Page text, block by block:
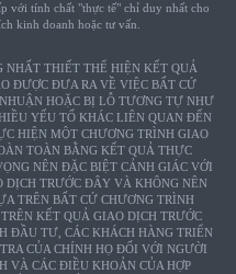
với tính chất "thực tế" chỉ duy nhất cho
kinh doanh hoặc tư vấn.
NHẤT THIẾT THỂ HIỆN KẾT QUẢ
ĐƯỢC ĐƯA RA VỀ VIỆC BẤT CỨ
HOẶC BỊ LỖ TƯƠNG TỰ NHƯ
YẾU TỐ KHÁC LIÊN QUAN ĐẾN
HIỆN MỘT CHƯƠNG TRÌNH GIAO
TOÀN BẰNG KẾT QUẢ THỰC
NÊN ĐẶC BIỆT CẢNH GIÁC VỚI
DỊCH TRƯỚC ĐÂY VÀ KHÔNG NÊN
TRÊN BẤT CỨ CHƯƠNG TRÌNH
KẾT QUẢ GIAO DỊCH TRƯỚC
ĐẦU TƯ, CÁC KHÁCH HÀNG TRIỂN
CỦA CHÍNH HỌ ĐỐI VỚI NGƯỜI
VÀ CÁC ĐIỀU KHOẢN CỦA HỢP